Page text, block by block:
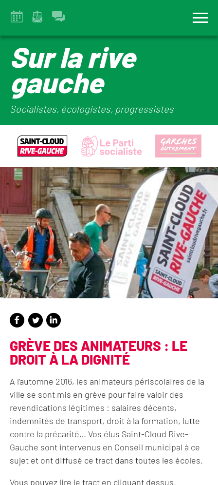
Sur la rive
gauche
Socialistes, écologistes, progressistes
GRÈVE DES ANIMATEURS : LE
DROIT À LA DIGNITÉ
A l’automne 2016, les animateurs périscolaires de la
ville se sont mis en grève pour faire valoir des
revendications légitimes : salaires décents,
indemnités de transport, droit à la formation, lutte
contre la précarité… Vos élus Saint-Cloud Rive-
Gauche sont intervenus en Conseil municipal à ce
sujet et ont diffusé ce tract dans toutes les écoles.
Vous pouvez lire le tract en cliquant dessus.